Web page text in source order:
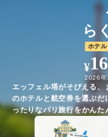
ら
ホテ
¥
2026年
エッフェル塔がそびえる
のホテルと航空券を選ぶ
ったりなパリ旅行をかんた